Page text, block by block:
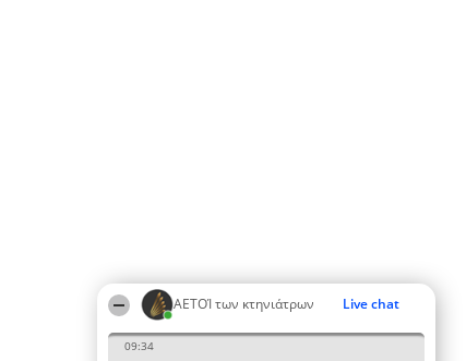
ΑΕΤΟΊ των κτηνιάτρων Live chat
09:34